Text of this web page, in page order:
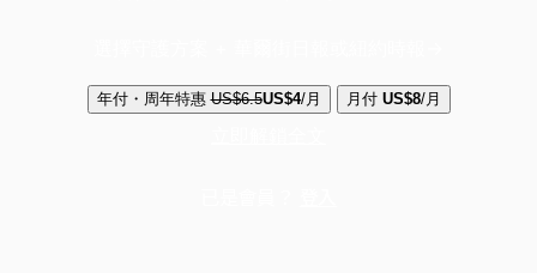
年付・周年特惠 US$6.5US$4/月 月付 US$8/月